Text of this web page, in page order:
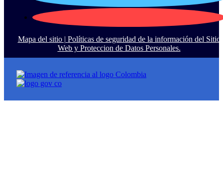
Mapa del sitio | Políticas de seguridad de la información del Sitio
Web y Proteccion de Datos Personales.